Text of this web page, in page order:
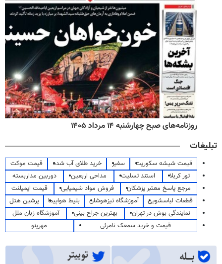
روزنامه‌های صبح چهارشنبه ۱۴ مرداد ۱۴۰۵
تبلیغات
قیمت شیشه سکوریت سفیر خرید طلای آب شده
قیمت موکت
تور کربلا
استند تسلیت مداحی اربعین
دوربین مداربسته
مرجع پاسخ معتبر پزشکان
فروش مواد شیمیایی
قیمت ایمپلنت
قطعات لباسشویی
آموزشگاه تیزهوشان بلیط هواپیما
پرشین هتل
نمایندگی بوش در تهران
بهترین جراح بینی
آموزشگاه زبان ملل
قیمت و خرید سمعک نامرئی
مهرینو